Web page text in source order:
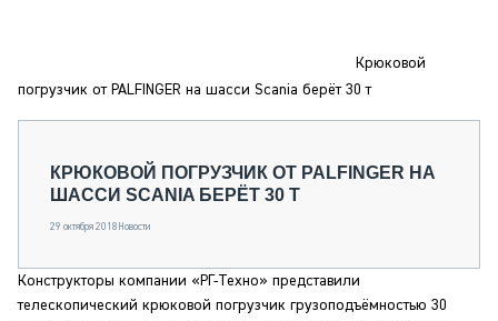
СПЕЦПРОЕКТЫ
О ПРОЕКТЕ
Крюковой
погрузчик от PALFINGER на шасси Scania берёт 30 т
КРЮКОВОЙ ПОГРУЗЧИК ОТ PALFINGER НА
ШАССИ SCANIA БЕРЁТ 30 Т
29 октября 2018 Новости
Конструкторы компании «РГ-Техно» представили
телескопический крюковой погрузчик грузоподъёмностью 30